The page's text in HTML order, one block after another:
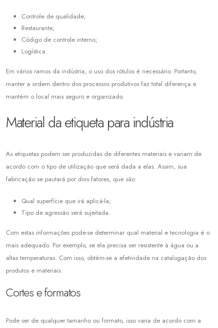
Controle de qualidade;
Restaurante;
Código de controle interno;
Logística.
Em vários ramos da indústria, o uso dos rótulos é necessário. Portanto,
manter a ordem dentro dos processos produtivos faz total diferença e
mantém o local mais seguro e organizado.
Material da etiqueta para indústria
As etiquetas podem ser produzidas de diferentes materiais e variam de
acordo com o tipo de utilização que será dada a elas. Assim, sua
fabricação se pautará por dois fatores, que são:
Qual superfície que irá aplicá-la;
Tipo de agressão será sujeitada.
Com estas informações pode-se determinar qual material e tecnologia é o
mais adequado. Por exemplo, se ela precisa ser resistente à água ou a
altas temperaturas. Com isso, obtém-se a efetividade na catalogação dos
produtos e materiais.
Cortes e formatos
Pode ser de qualquer tamanho ou formato, isso varia de acordo com a